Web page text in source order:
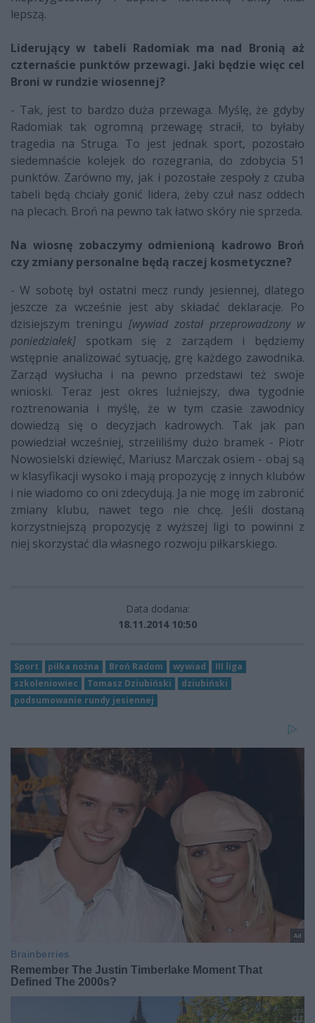
lepszą.
Liderujący w tabeli Radomiak ma nad Bronią aż
czternaście punktów przewagi. Jaki będzie więc cel
Broni w rundzie wiosennej?
- Tak, jest to bardzo duża przewaga. Myślę, że gdyby
Radomiak tak ogromną przewagę stracił, to byłaby
tragedia na Struga. To jest jednak sport, pozostało
siedemnaście kolejek do rozegrania, do zdobycia 51
punktów. Zarówno my, jak i pozostałe zespoły z czuba
tabeli będą chciały gonić lidera, żeby czuł nasz oddech
na plecach. Broń na pewno tak łatwo skóry nie sprzeda.
Na wiosnę zobaczymy odmienioną kadrowo Broń
czy zmiany personalne będą raczej kosmetyczne?
- W sobotę był ostatni mecz rundy jesiennej, dlatego
jeszcze za wcześnie jest aby składać deklaracje. Po
dzisiejszym treningu [wywiad został przeprowadzony w
poniedziałek] spotkam się z zarządem i będziemy
wstępnie analizować sytuację, grę każdego zawodnika.
Zarząd wysłucha i na pewno przedstawi też swoje
wnioski. Teraz jest okres luźniejszy, dwa tygodnie
roztrenowania i myślę, że w tym czasie zawodnicy
dowiedzą się o decyzjach kadrowych. Tak jak pan
powiedział wcześniej, strzeliliśmy dużo bramek - Piotr
Nowosielski dziewięć, Mariusz Marczak osiem - obaj są
w klasyfikacji wysoko i mają propozycję z innych klubów
i nie wiadomo co oni zdecydują. Ja nie mogę im zabronić
zmiany klubu, nawet tego nie chcę. Jeśli dostaną
korzystniejszą propozycję z wyższej ligi to powinni z
niej skorzystać dla własnego rozwoju piłkarskiego.
Data dodania:
18.11.2014 10:50
Sport piłka nożna Broń Radom wywiad
III liga
szkoleniowiec
Tomasz Dziubiński
dziubiński
podsumowanie rundy jesiennej